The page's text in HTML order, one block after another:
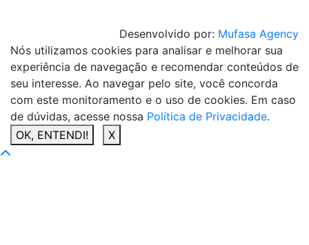
Desenvolvido por: Mufasa Agency
Nós utilizamos cookies para analisar e melhorar sua
experiência de navegação e recomendar conteúdos de
seu interesse. Ao navegar pelo site, você concorda
com este monitoramento e o uso de cookies. Em caso
de dúvidas, acesse nossa Política de Privacidade.
OK, ENTENDI!
X